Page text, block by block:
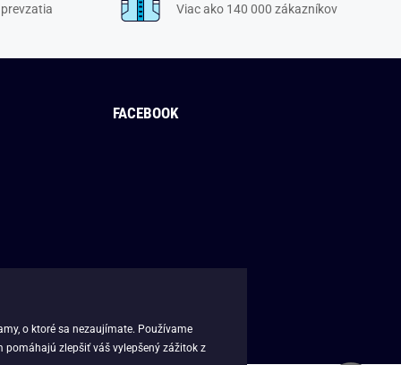
Viac ako 140 000 zákazníkov
FACEBOOK
o ktoré sa nezaujímate. Používame
pomáhajú zlepšiť váš vylepšený zážitok z